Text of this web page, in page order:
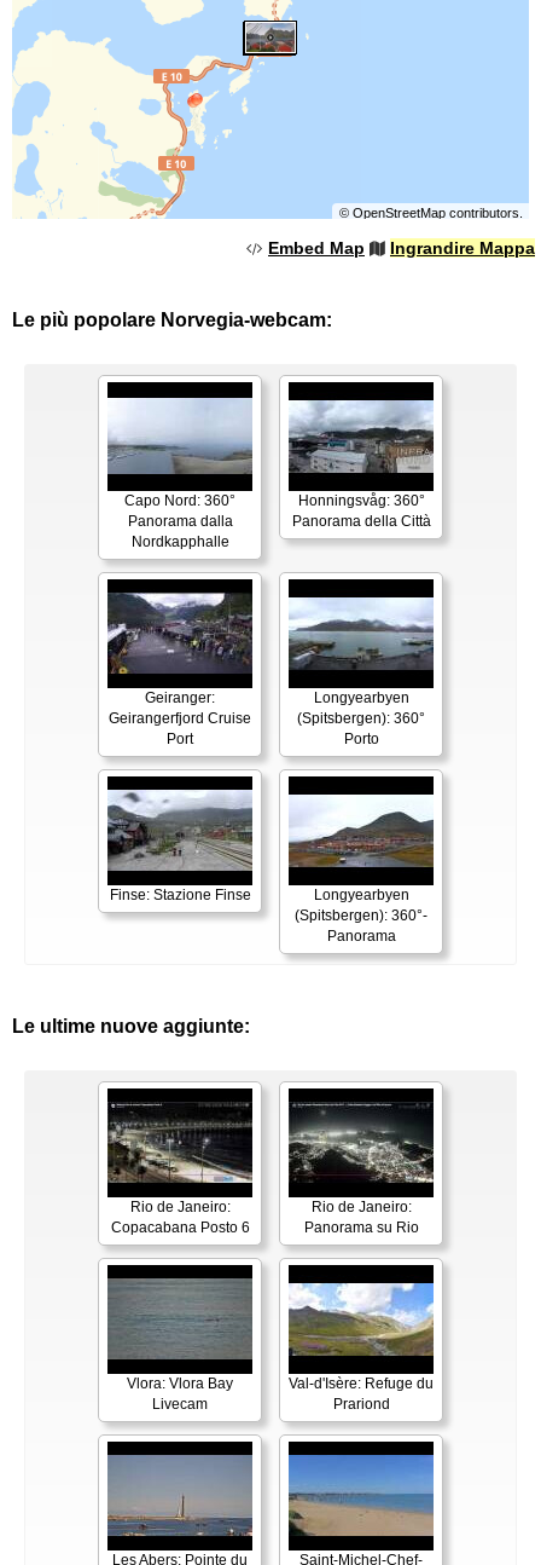
© OpenStreetMapcontributors.
Embed Map Ingrandire Mappa
Le più popolare Norvegia-webcam:
Capo Nord: 360°
Panorama dalla
Nordkapphalle
Honningsvåg: 360°
Panorama della Città
Geiranger:
Geirangerfjord Cruise
Port
Longyearbyen
(Spitsbergen): 360°
Porto
Finse: Stazione Finse
Longyearbyen
(Spitsbergen): 360°-
Panorama
Le ultime nuove aggiunte:
Rio de Janeiro:
Copacabana Posto 6
Rio de Janeiro:
Panorama su Rio
Vlora: Vlora Bay
Livecam
Val-d'Isère: Refuge du
Prariond
Les Abers: Pointe du Saint-Michel-Chef-